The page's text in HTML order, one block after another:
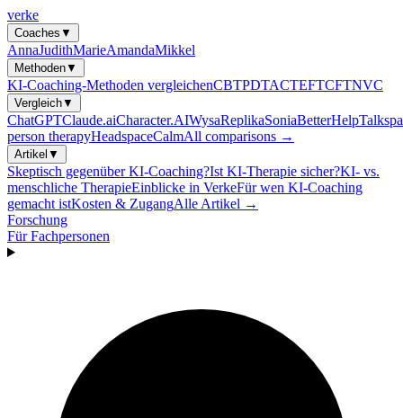
verke
Coaches ▼
AnnaJudithMarieAmandaMikkel
Methoden▼
KI-Coaching-Methoden vergleichenCBTPDTACTEFTCFTNVC
Vergleich▼
ChatGPTClaude.aiCharacter.AIWysaReplikaSoniaBetterHelp
person therapyHeadspaceCalmAll comparisons →
Artikel ▼
Skeptisch gegenüber KI-Coaching?Ist KI-Therapie sicher?KI- vs.
menschliche TherapieEinblicke in VerkeFür wen KI-Coaching
gemacht istKosten & ZugangAlle Artikel →
Forschung
Für Fachpersonen